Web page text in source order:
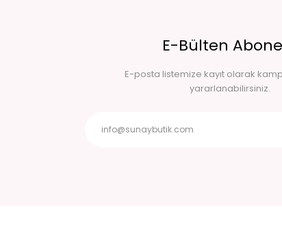
E-Bülten
E-posta listemize kayıt olarak
yararlanabilirsiniz.